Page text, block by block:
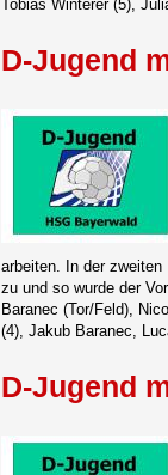
Tobias Winterer (5),
D-Jugend
arbeiten. In der zweiten
zu und so wurde der
Baranec (Tor/Feld),
(4), Jakub Baranec,
D-Jugend